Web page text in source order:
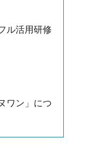
ル活用研修
ワン」につ